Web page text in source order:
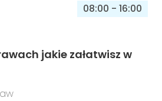
08:00 - 16:00
jakie załatwisz w